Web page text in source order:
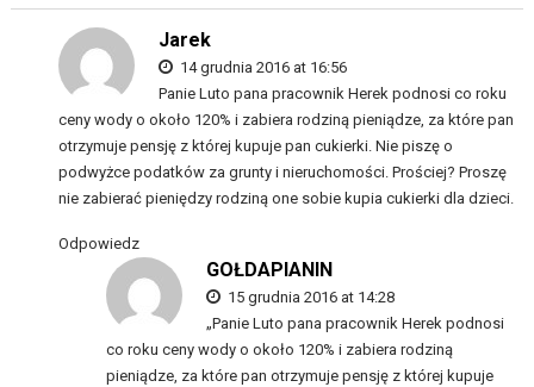
Jarek
14 grudnia 2016 at 16:56
Panie Luto pana pracownik Herek podnosi co roku
ceny wody o około 120% i zabiera rodziną pieniądze, za które pan
otrzymuje pensję z której kupuje pan cukierki. Nie piszę o
podwyżce podatków za grunty i nieruchomości. Prościej? Proszę
nie zabierać pieniędzy rodziną one sobie kupia cukierki dla dzieci.
Odpowiedz
GOŁDAPIANIN
15 grudnia 2016 at 14:28
„Panie Luto pana pracownik Herek podnosi
co roku ceny wody o około 120% i zabiera rodziną
pieniądze, za które pan otrzymuje pensję z której kupuje